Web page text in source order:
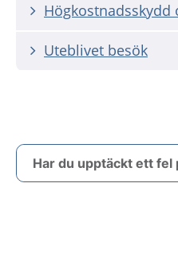
Uteblivet besök
Har du upptäckt ett fel